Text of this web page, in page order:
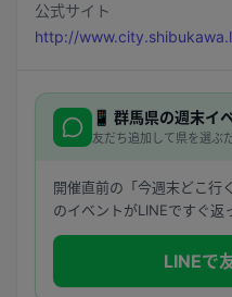
公式サイト
http://
📱 群馬県の週末イ
友だち追加して県を選ぶ
開催直前の「今週末どこ行
のイベントがLINEですぐ返
LINEで